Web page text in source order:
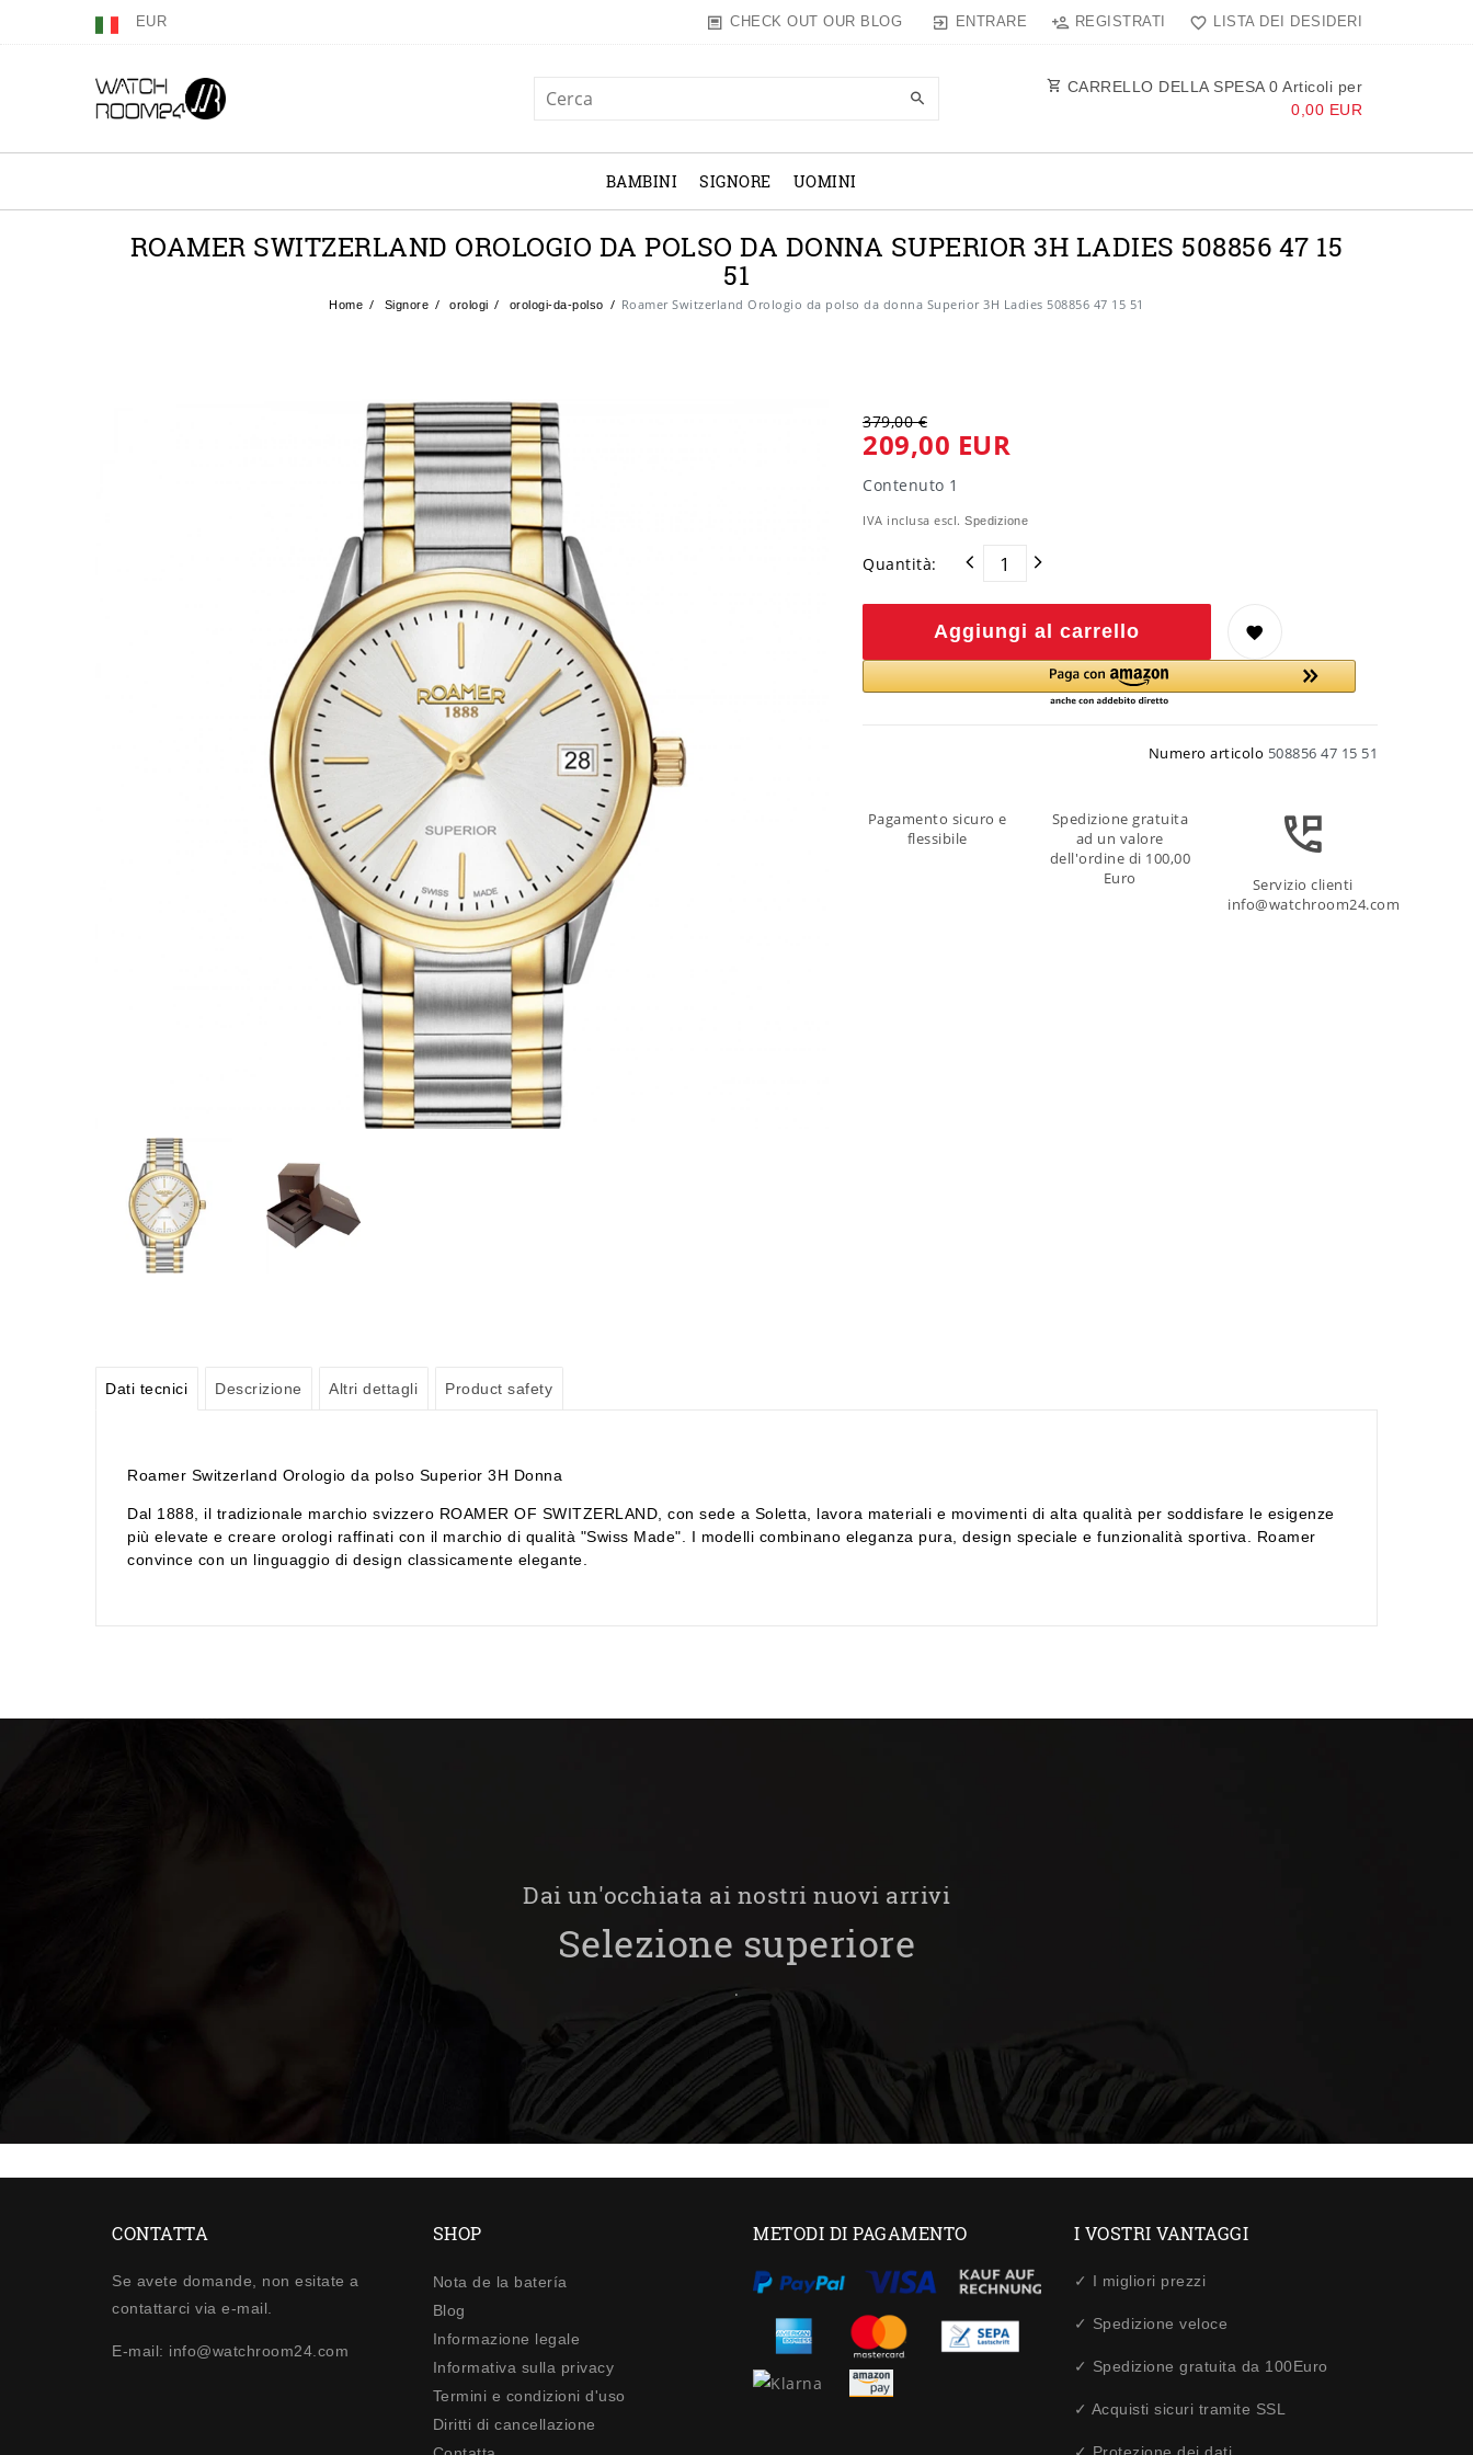
EUR CHECK OUT OUR BLOG ENTRARE REGISTRATI LISTA DEI DESIDERI
CARRELLO DELLA SPESA 0 Articoli per
0,00 EUR
BAMBINI SIGNORE UOMINI
ROAMER SWITZERLAND OROLOGIO DA POLSO DA DONNA SUPERIOR 3H LADIES 508856 47 15
51
Home Signore orologi orologi-da-polso Roamer Switzerland Orologio da polso da donna Superior 3H Ladies 508856 47 15 51
379,00 €
209,00 EUR
Contenuto 1
IVA inclusa escl. Spedizione
Quantità:
Aggiungi al carrello
Numero articolo 508856 47 15 51
Pagamento sicuro e
flessibile
Spedizione gratuita
ad un valore
dell'ordine di 100,00
Euro
Servizio clienti
info@watchroom24.com
Dati tecnici Descrizione Altri dettagli Product safety
Roamer Switzerland Orologio da polso Superior 3H Donna
Dal 1888, il tradizionale marchio svizzero ROAMER OF SWITZERLAND, con sede a Soletta, lavora materiali e movimenti di alta qualità per soddisfare le esigenze
più elevate e creare orologi raffinati con il marchio di qualità "Swiss Made". I modelli combinano eleganza pura, design speciale e funzionalità sportiva. Roamer
convince con un linguaggio di design classicamente elegante.
Dai un'occhiata ai nostri nuovi arrivi
Selezione superiore
.
CONTATTA
Se avete domande, non esitate a
contattarci via e-mail.
E-mail: info@watchroom24.com
SHOP
Nota de la batería
Blog
Informazione legale
Informativa sulla privacy
Termini e condizioni d'uso
Diritti di cancellazione
METODI DI PAGAMENTO I VOSTRI VANTAGGI
✓ I migliori prezzi
✓ Spedizione veloce
✓ Spedizione gratuita da 100Euro
✓ Acquisti sicuri tramite SSL
✓ Protezione dei dati